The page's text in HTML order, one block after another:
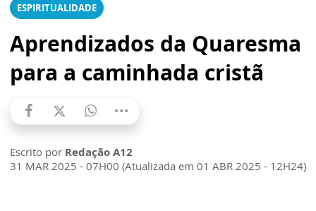
ESPIRITUALIDADE
Aprendizados da Quaresma
para a caminhada cristã
Escrito por Redação A12
31 MAR 2025 - 07H00 (Atualizada em 01 ABR 2025 - 12H24)